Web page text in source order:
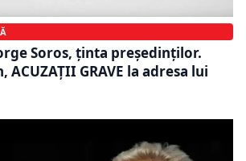
Soros, ținta președinților.
ACUZAȚII GRAVE la adresa lui